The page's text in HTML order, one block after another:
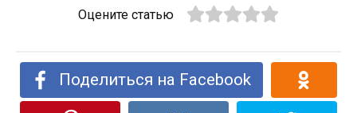
Оцените статью
Поделиться на Facebook